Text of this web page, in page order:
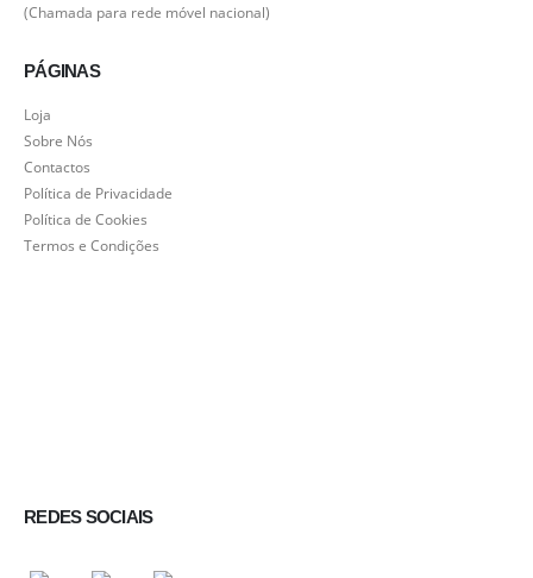
(Chamada para rede móvel nacional)
PÁGINAS
Loja
Sobre Nós
Contactos
Política de Privacidade
Política de Cookies
Termos e Condições
REDES SOCIAIS